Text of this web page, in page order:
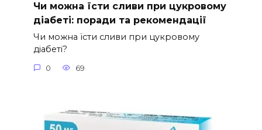
Чи можна їсти сливи при цукровому
діабеті: поради та рекомендації
Чи можна їсти сливи при цукровому
діабеті?
0 69